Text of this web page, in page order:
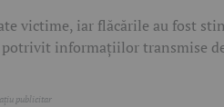
victime, iar flăcările au fost
informațiilor transmise